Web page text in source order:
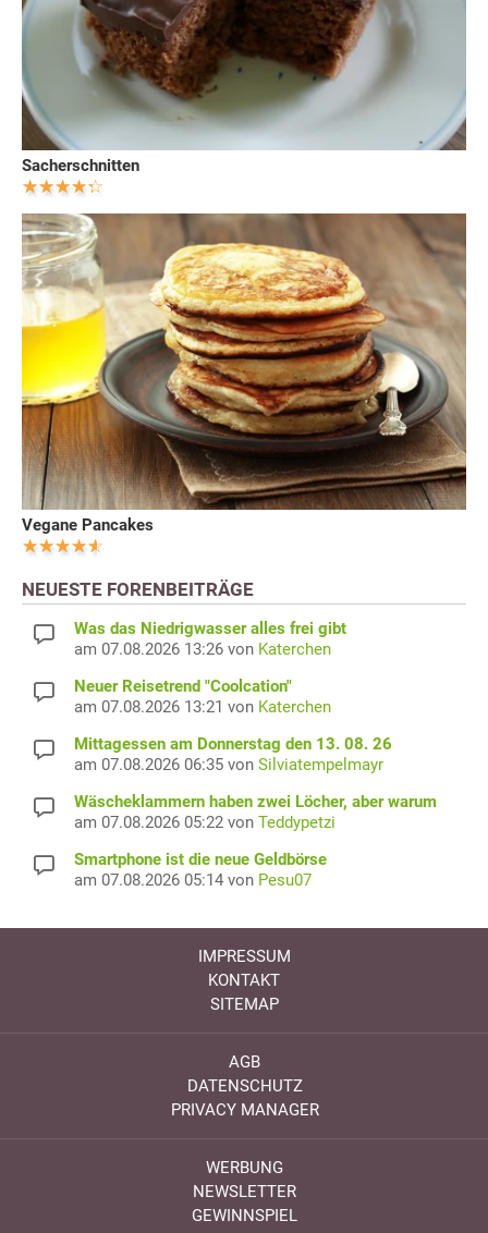
Sacherschnitten
Vegane Pancakes
NEUESTE FORENBEITRÄGE
Was das Niedrigwasser alles frei gibt
am 07.08.2026 13:26 von Katerchen
Neuer Reisetrend "Coolcation"
am 07.08.2026 13:21 von Katerchen
Mittagessen am Donnerstag den 13. 08. 26
am 07.08.2026 06:35 von Silviatempelmayr
Wäscheklammern haben zwei Löcher, aber warum
am 07.08.2026 05:22 von Teddypetzi
Smartphone ist die neue Geldbörse
am 07.08.2026 05:14 von Pesu07
IMPRESSUM
KONTAKT
SITEMAP
AGB
DATENSCHUTZ
PRIVACY MANAGER
WERBUNG
NEWSLETTER
GEWINNSPIEL